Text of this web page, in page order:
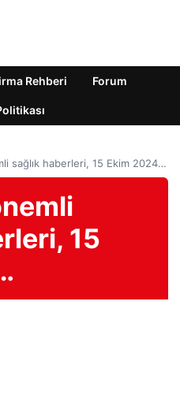
Rehberi Forum
sağlık haberleri, 15 Ekim 2024…
15